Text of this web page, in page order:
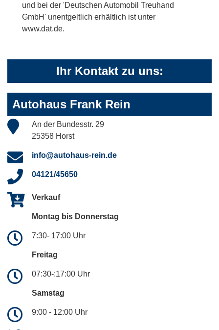
und bei der 'Deutschen Automobil Treuhand
GmbH' unentgeltlich erhältlich ist unter
www.dat.de.
Ihr Kontakt zu uns:
Autohaus Frank Rein
An der Bundesstr. 29
25358 Horst
info@autohaus-rein.de
04121/45650
Verkauf
Montag bis Donnerstag
7:30- 17:00 Uhr
Freitag
07:30-:17:00 Uhr
Samstag
9:00 - 12:00 Uhr